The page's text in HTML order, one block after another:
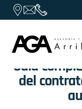
Skip to content
Guía
del